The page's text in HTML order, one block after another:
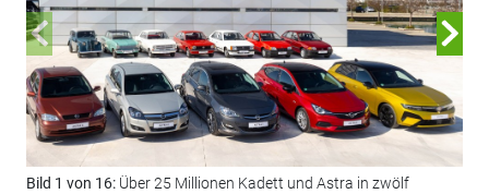
Bild 1 von 16: Über 25 Millionen Kadett und Astra in zwölf